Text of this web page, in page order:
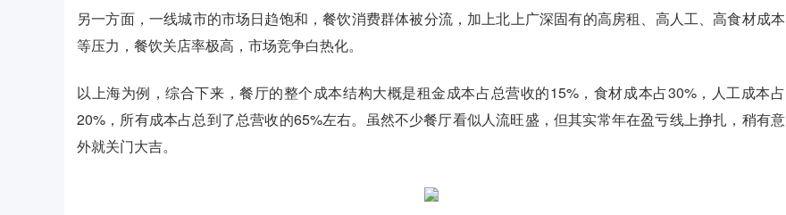
另一方面，一线城市的市场日趋饱和，餐饮消费群体被分流，加上北上广深固有的高房租、高人工、高食材成本
等压力，餐饮关店率极高，市场竞争白热化。
以上海为例，综合下来，餐厅的整个成本结构大概是租金成本占总营收的15%，食材成本占30%，人工成本占
20%，所有成本占总到了总营收的65%左右。虽然不少餐厅看似人流旺盛，但其实常年在盈亏线上挣扎，稍有意
外就关门大吉。